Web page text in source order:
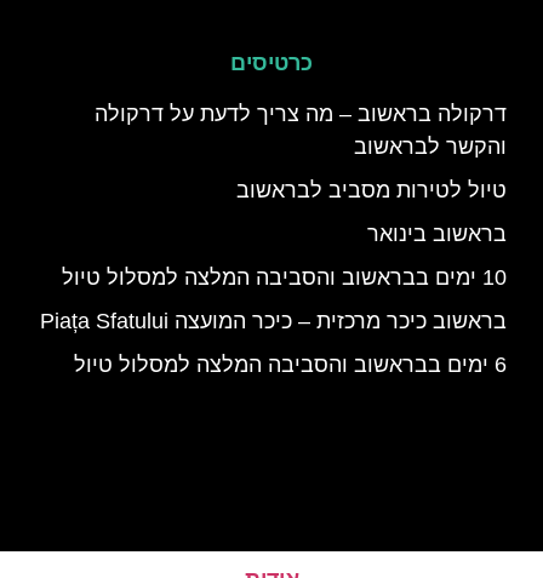
כרטיסים
דרקולה בראשוב – מה צריך לדעת על דרקולה
והקשר לבראשוב
טיול לטירות מסביב לבראשוב
בראשוב בינואר
10 ימים בבראשוב והסביבה המלצה למסלול טיול
בראשוב כיכר מרכזית – כיכר המועצה Piața Sfatului
6 ימים בבראשוב והסביבה המלצה למסלול טיול